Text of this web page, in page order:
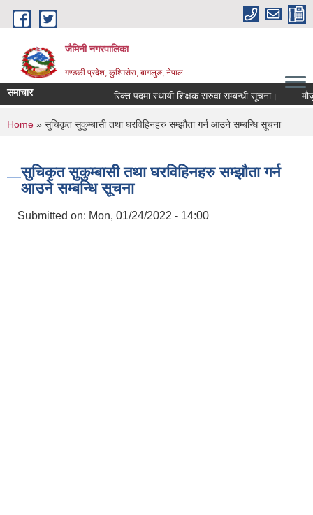
Skip to main content
जैमिनी नगरपालिका
गण्डकी प्रदेश, कुश्मिसेरा, बागलुङ, नेपाल
समाचार रिक्त पदमा स्थायी शिक्षक सरुवा सम्बन्धी सूचना।
You are here
Home » सुचिकृत सुकुम्बासी तथा घरविहिनहरु सम्झौता गर्न आउने सम्बन्धि सूचना
सुचिकृत सुकुम्बासी तथा घरविहिनहरु सम्झौता गर्न
आउने सम्बन्धि सूचना
Submitted on: Mon, 01/24/2022 - 14:00